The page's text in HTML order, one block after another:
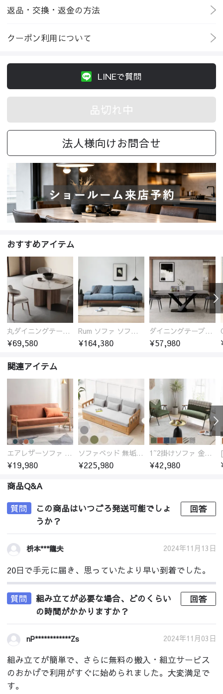
返品・交換・返金の方法
クーポン利用について
LINEで質問
品切れ中
法人様向けお問合せ
おすすめアイテム
丸ダイニングテーブル セラミック天板 耐熱 キズに強い 丸型 北欧 無垢材 円卓 円型
¥69,580
Rum ソファ ソファー おしゃれ 1人掛け～4人掛け ウォールナットorオーク材フレーム 西海岸風 肘掛
¥164,380
ダイニングテーブル おしゃれ セラミック天板 大理石柄 食卓 4人用 4人 6人 140cm 160cm 180cm 耐久性 耐熱 食事テーブル
¥57,980
関連アイテム
エアレザーソファ おしゃれ 無地 1人用 二人掛け 3人掛け
¥19,980
ソファベッド 無垢材フレーム
¥225,980
1~2掛けソファ 金属フレーム 高反発ウレタン
¥42,980
商品Q&A
質問
この商品はいつごろ発送可能でしょ
うか？
回答
枡本***龍夫 2024年11月13日
20日で手元に届き、思っていたより早い到着でした。
質問
組み立てが必要な場合、どのくらい
の時間がかかりますか？
回答
nP************Zs 2024年11月03日
組み立てが簡単で、さらに無料の搬入・組立サービス
のおかげで利用がすぐに始められました。大変満足で
す。